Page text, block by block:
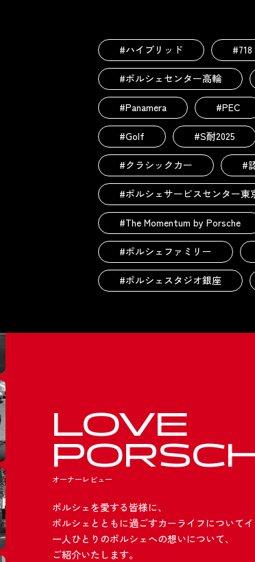
#ハイブリッド #718
#ポルシェセンター高輪
#Panamera #PEC
#Golf #S耐2025
#クラシックカー #
#ポルシェサービスセンター東
#The Momentum by Porsche
#ポルシェファミリー
#ポルシェスタジオ銀座
LOVE
オーナーレビュー
ポルシェを愛する皆様に、
ポルシェとともに過ごすカーライフについてイ
一人ひとりのポルシェへの想いについて、
ご紹介いたします。